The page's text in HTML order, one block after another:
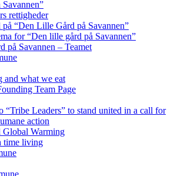
Savannen”
rettigheder
“Den Lille Gård på Savannen”
for “Den lille gård på Savannen”
på Savannen – Teamet
and what we eat
Team Page
“Tribe Leaders” to stand united in a call for
action
Global Warming
time living